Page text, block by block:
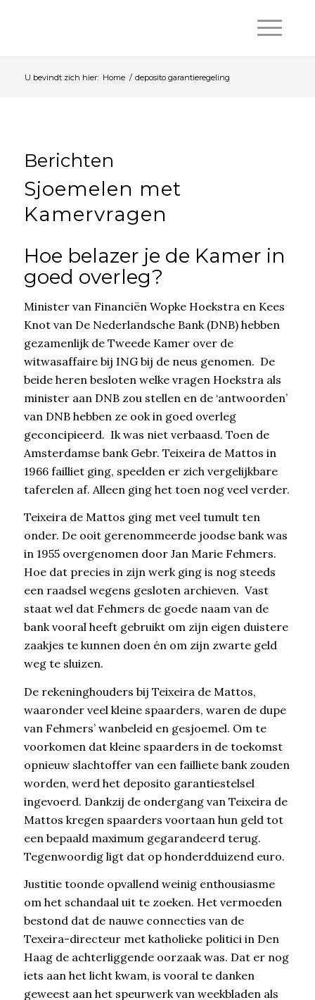
U bevindt zich hier: Home / deposito garantieregeling
Berichten
Sjoemelen met
Kamervragen
Hoe belazer je de Kamer in
goed overleg?
Minister van Financiën Wopke Hoekstra en Kees
Knot van De Nederlandsche Bank (DNB) hebben
gezamenlijk de Tweede Kamer over de
witwasaffaire bij ING bij de neus genomen. De
beide heren besloten welke vragen Hoekstra als
minister aan DNB zou stellen en de ‘antwoorden’
van DNB hebben ze ook in goed overleg
geconcipieerd. Ik was niet verbaasd. Toen de
Amsterdamse bank Gebr. Teixeira de Mattos in
1966 failliet ging, speelden er zich vergelijkbare
taferelen af. Alleen ging het toen nog veel verder.
Teixeira de Mattos ging met veel tumult ten
onder. De ooit gerenommeerde joodse bank was
in 1955 overgenomen door Jan Marie Fehmers.
Hoe dat precies in zijn werk ging is nog steeds
een raadsel wegens gesloten archieven. Vast
staat wel dat Fehmers de goede naam van de
bank vooral heeft gebruikt om zijn eigen duistere
zaakjes te kunnen doen én om zijn zwarte geld
weg te sluizen.
De rekeninghouders bij Teixeira de Mattos,
waaronder veel kleine spaarders, waren de dupe
van Fehmers’ wanbeleid en gesjoemel. Om te
voorkomen dat kleine spaarders in de toekomst
opnieuw slachtoffer van een failliete bank zouden
worden, werd het deposito garantiestelsel
ingevoerd. Dankzij de ondergang van Teixeira de
Mattos kregen spaarders voortaan hun geld tot
een bepaald maximum gegarandeerd terug.
Tegenwoordig ligt dat op honderdduizend euro.
Justitie toonde opvallend weinig enthousiasme
om het schandaal uit te zoeken. Het vermoeden
bestond dat de nauwe connecties van de
Texeira-directeur met katholieke politici in Den
Haag de achterliggende oorzaak was. Dat er nog
iets aan het licht kwam, is vooral te danken
geweest aan het speurwerk van weekbladen als